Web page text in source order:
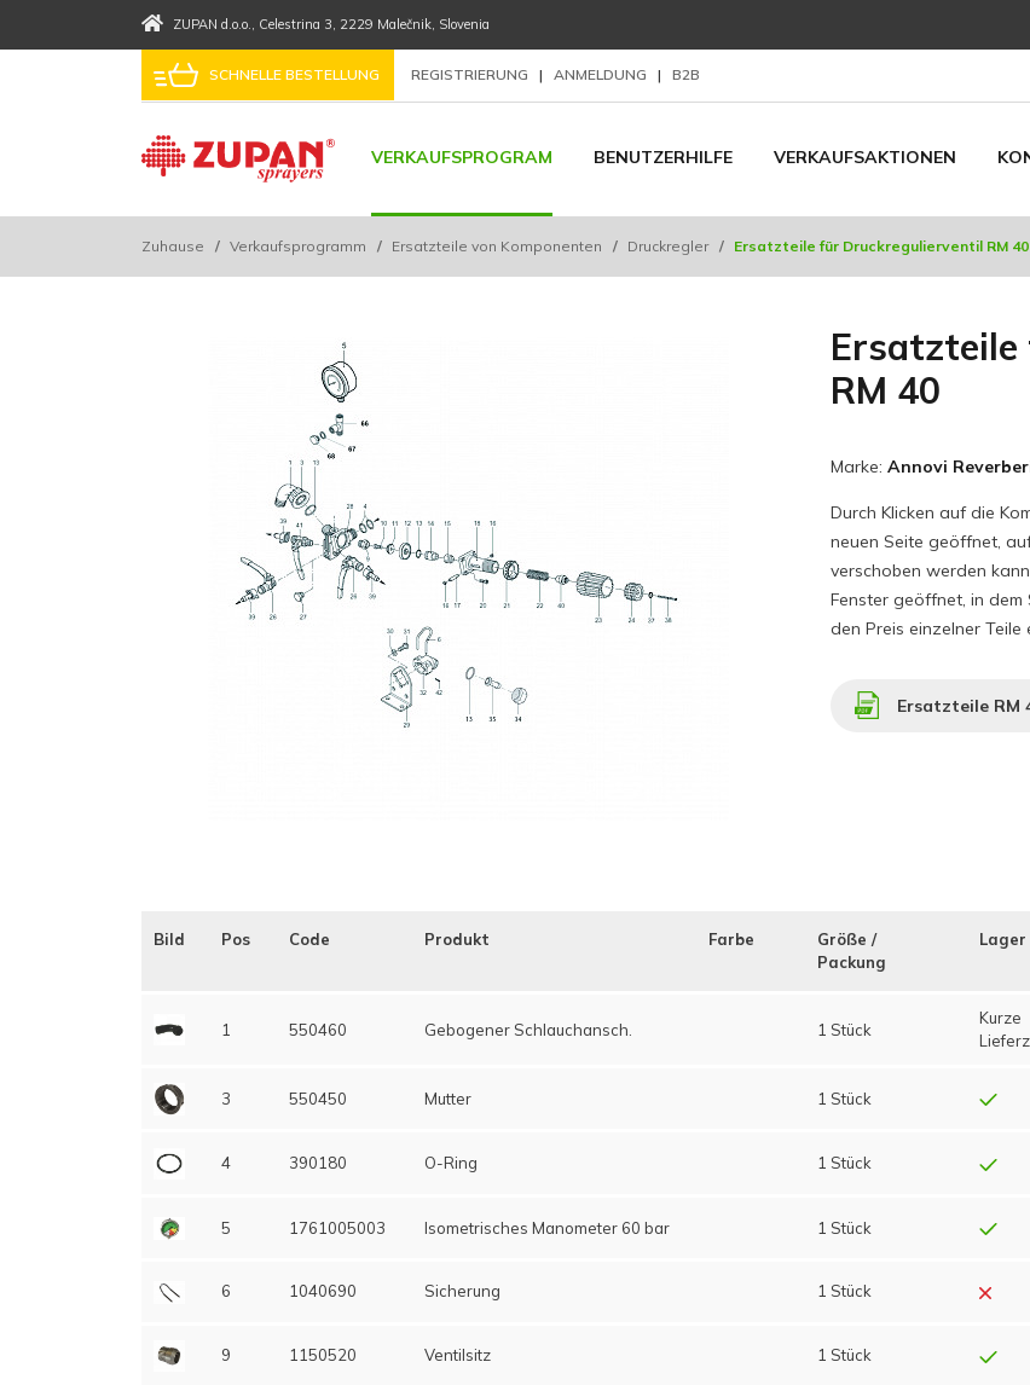
ZUPAN d.o.o., Celestrina 3, 2229 Malečnik, Slovenia
SCHNELLE BESTELLUNG REGISTRIERUNG | ANMELDUNG | B2B
VERKAUFSPROGRAM BENUTZERHILFE VERKAUFSAKTIONEN
Zuhause / Verkaufsprogramm / Ersatzteile von Komponenten / Druckregler / Ersatzteile für Druckregulierventil RM 40
RM 40
Marke: Annovi
Durch Klicken auf die
neuen Seite geöffnet,
verschoben werden
Fenster geöffnet, in dem
den Preis einzelner Teile
Ersatzteile RM
Bild Pos Code Produkt Farbe
Größe /
Packung
Lager
1 550460 Gebogener Schlauchansch. 1 Stück
Kurze
3 550450 Mutter 1 Stück
4 390180 O-Ring 1 Stück
5 1761005003 Isometrisches Manometer 60 bar 1 Stück
6 1040690 Sicherung 1 Stück
9 1150520 Ventilsitz 1 Stück